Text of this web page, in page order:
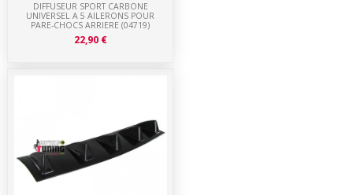
DIFFUSEUR SPORT CARBONE
UNIVERSEL A 5 AILERONS POUR
PARE-CHOCS ARRIERE (04719)
22,90 €